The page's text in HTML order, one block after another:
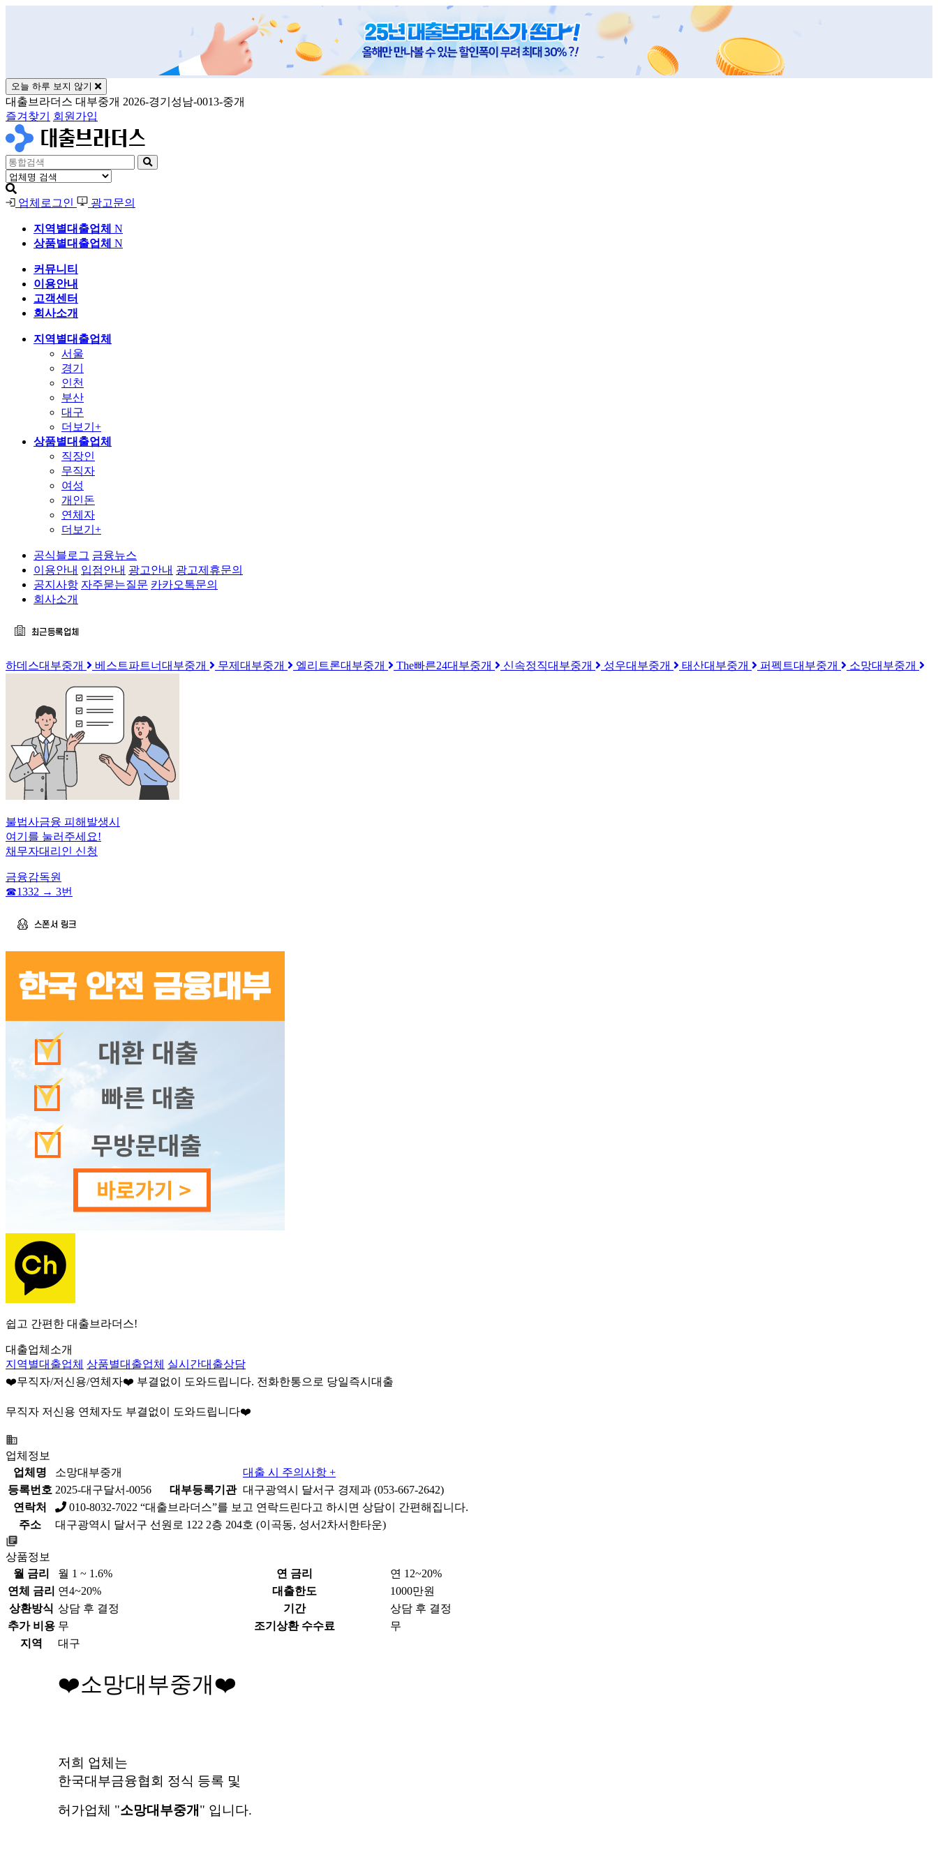
오늘 하루 보지 않기
대출브라더스 대부중개 2026-경기성남-0013-중개
즐겨찾기
회원가입
업체로그인 광고문의
지역별대출업체 N
상품별대출업체 N
커뮤니티
이용안내
고객센터
회사소개
지역별대출업체
서울
경기
인천
부산
대구
더보기+
상품별대출업체
직장인
무직자
여성
개인돈
연체자
더보기+
공식블로그 금융뉴스
이용안내 입점안내 광고안내 광고제휴문의
공지사항 자주묻는질문 카카오톡문의
회사소개
하데스대부중개 베스트파트너대부중개 무제대부중개 엘리트론대부중개 The빠른24대부중개 신속정직대부중개 성우대부중개 태산대부중개 퍼펙트대부중개 소망대부중개
불법사금융 피해발생시
여기를 눌러주세요!
채무자대리인 신청
금융감독원
☎︎1332 → 3번
쉽고 간편한 대출브라더스!
대출업체소개
지역별대출업체 상품별대출업체 실시간대출상담
❤️무직자/저신용/연체자❤️ 부결없이 도와드립니다. 전화한통으로 당일즉시대출
무직자 저신용 연체자도 부결없이 도와드립니다❤️
업체정보
업체명
소망대부중개
대출 시 주의사항 +
등록번호 2025-대구달서-0056 대부등록기관 대구광역시 달서구 경제과 (053-667-2642)
연락처
010-8032-7022 “대출브라더스”를 보고 연락드린다고 하시면 상담이 간편해집니다.
주소
대구광역시 달서구 선원로 122 2층 204호 (이곡동, 성서2차서한타운)
상품정보
월 금리
월 1 ~ 1.6% 연 금리
연 12~20%
연체 금리 연4~20% 대출한도
1000만원
상환방식 상담 후 결정 기간
상담 후 결정
추가 비용 무 조기상환 수수료
무
지역
대구
❤️소망대부중개❤️
저희 업체는
한국대부금융협회 정식 등록 및
허가업체 "소망대부중개 " 입니다.